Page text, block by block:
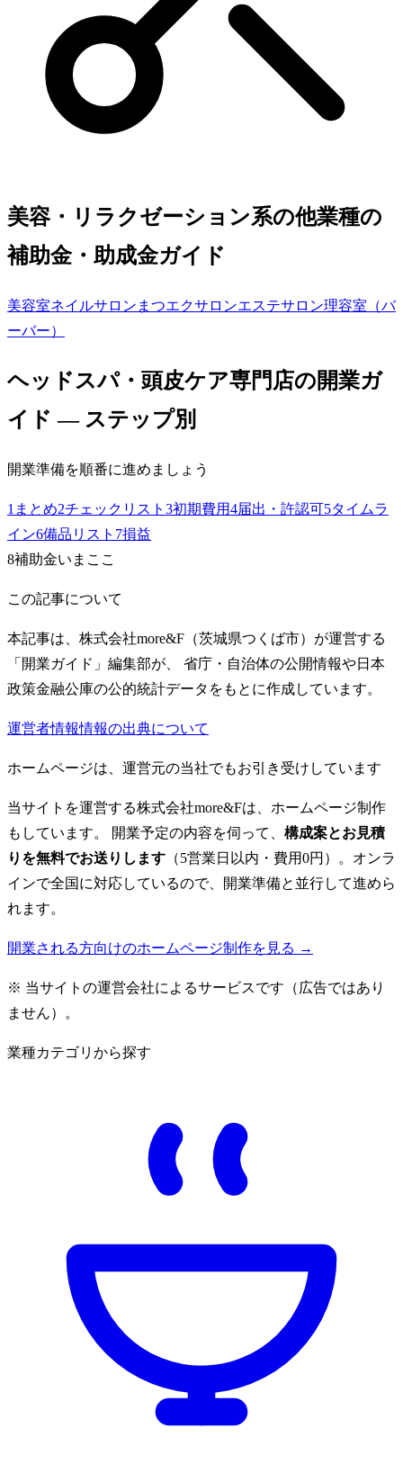
美容・リラクゼーション系の他業種の
補助金・助成金ガイド
美容室ネイルサロン まつエクサロンエステサロン理容室（バ
ーバー）
ヘッドスパ・頭皮ケア専門店の開業ガ
イド — ステップ別
開業準備を順番に進めましょう
1 まとめ2チェックリスト 3初期費用4届出・許認可5タイムラ
イン6備品リスト 7損益
8補助金いまここ
この記事について
本記事は、株式会社more&F（茨城県つくば市）が運営する
「開業ガイド」編集部が、 省庁・自治体の公開情報や日本
政策金融公庫の公的統計データをもとに作成しています。
運営者情報情報の出典について
ホームページは、運営元の当社でもお引き受けしています
当サイトを運営する株式会社more&Fは、ホームページ制作
もしています。 開業予定の内容を伺って、 構成案とお見積
りを無料でお送りします （5営業日以内・費用0円）。オンラ
インで全国に対応しているので、開業準備と並行して進めら
れます。
開業される方向けのホームページ制作を見る →
※ 当サイトの運営会社によるサービスです（広告ではあり
ません）。
業種カテゴリから探す